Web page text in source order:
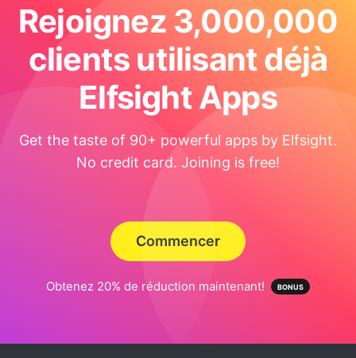
Rejoignez 3,000,000
clients utilisant déjà
Elfsight Apps
Get the taste of 90+ powerful apps by Elfsight.
No credit card. Joining is free!
Commencer
Obtenez 20% de réduction maintenant!